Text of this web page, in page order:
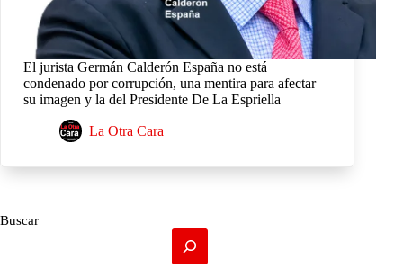
El jurista Germán Calderón España no está
condenado por corrupción, una mentira para afectar
su imagen y la del Presidente De La Espriella
La Otra Cara
Buscar